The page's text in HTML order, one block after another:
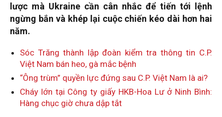
lược mà Ukraine cần cân nhắc để tiến tới lệnh
ngừng bắn và khép lại cuộc chiến kéo dài hơn hai
năm.
Sóc Trăng thành lập đoàn kiểm tra thông tin C.P.
Việt Nam bán heo, gà mắc bệnh
“Ông trùm” quyền lực đứng sau C.P. Việt Nam là ai?
Cháy lớn tại Công ty giấy HKB-Hoa Lư ở Ninh Bình:
Hàng chục giờ chưa dập tắt